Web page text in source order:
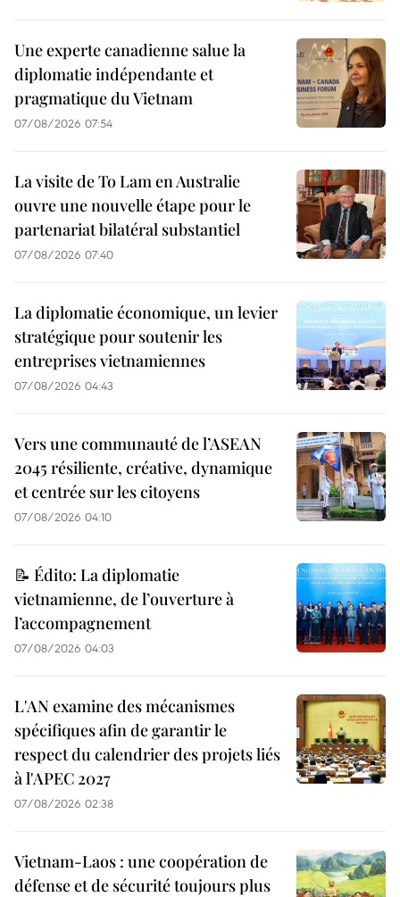
Une experte canadienne salue la
diplomatie indépendante et
pragmatique du Vietnam
07/08/2026 07:54
La visite de To Lam en Australie
ouvre une nouvelle étape pour le
partenariat bilatéral substantiel
07/08/2026 07:40
La diplomatie économique, un levier
stratégique pour soutenir les
entreprises vietnamiennes
07/08/2026 04:43
Vers une communauté de l’ASEAN
2045 résiliente, créative, dynamique
et centrée sur les citoyens
07/08/2026 04:10
📝 Édito: La diplomatie
vietnamienne, de l’ouverture à
l’accompagnement
07/08/2026 04:03
L'AN examine des mécanismes
spécifiques afin de garantir le
respect du calendrier des projets liés
à l'APEC 2027
07/08/2026 02:38
Vietnam-Laos : une coopération de
défense et de sécurité toujours plus